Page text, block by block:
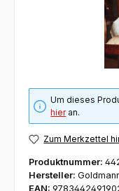
Um dieses
hieran.
Zum Merkzettel
Produktnummer:
Hersteller:
EAN: